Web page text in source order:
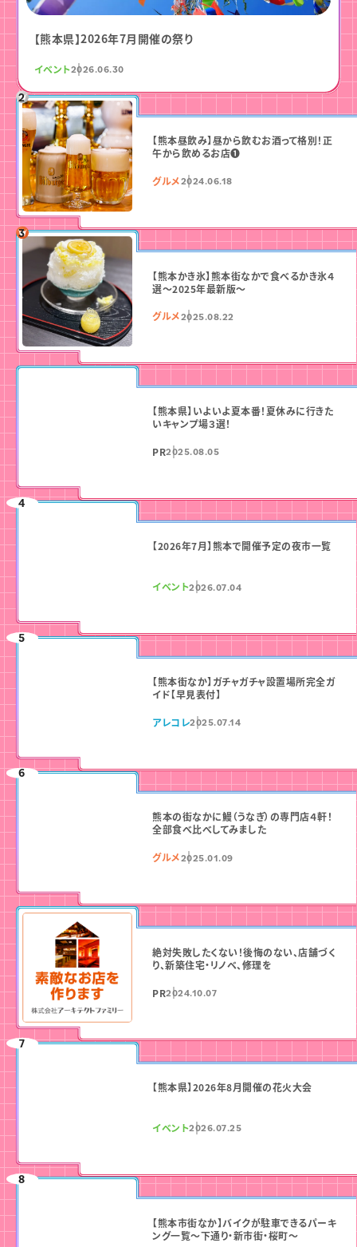
【熊本県】2026年7月開催の祭り
イベント2026.06.30
【熊本昼飲み】昼から飲むお酒って格別！正
午から飲めるお店❶
グルメ2024.06.18
【熊本かき氷】熊本街なかで食べるかき氷４
選〜2025年最新版〜
グルメ2025.08.22
【熊本県】いよいよ夏本番！夏休みに行きた
いキャンプ場３選！
PR2025.08.05
【2026年7月】熊本で開催予定の夜市一覧
イベント2026.07.04
【熊本街なか】ガチャガチャ設置場所完全ガ
イド【早見表付】
アレコレ2025.07.14
熊本の街なかに鰻（うなぎ）の専門店４軒！
全部食べ比べしてみました
グルメ2025.01.09
絶対失敗したくない！後悔のない、店舗づく
り、新築住宅・リノベ、修理を
PR2024.10.07
【熊本県】2026年8月開催の花火大会
イベント2026.07.25
【熊本市街なか】バイクが駐車できるパーキ
ング一覧〜下通り・新市街・桜町〜